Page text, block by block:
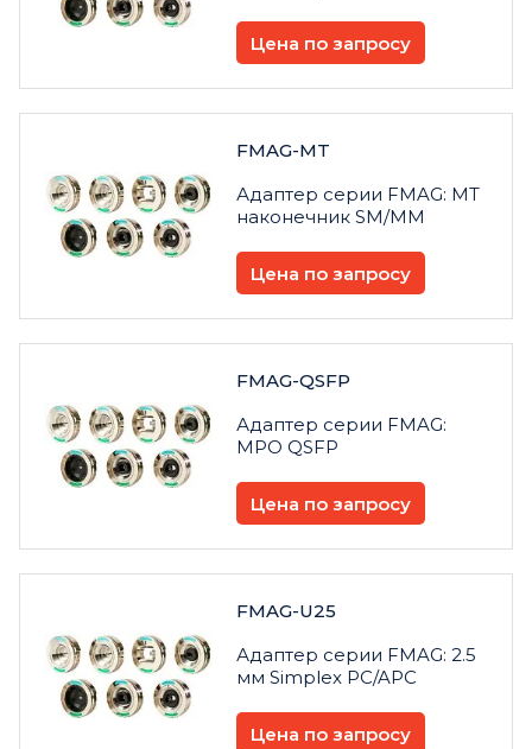
Цена по запросу
FMAG-MT
Адаптер серии FMAG: MT
наконечник SM/MM
Цена по запросу
FMAG-QSFP
Адаптер серии FMAG:
MPO QSFP
Цена по запросу
FMAG-U25
Адаптер серии FMAG: 2.5
мм Simplex PC/APC
Цена по запросу